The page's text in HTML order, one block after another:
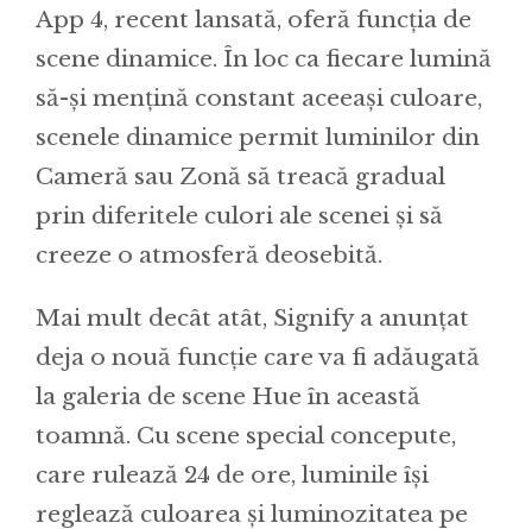
App 4, recent lansată, oferă funcția de
scene dinamice. În loc ca fiecare lumină
să-și mențină constant aceeași culoare,
scenele dinamice permit luminilor din
Cameră sau Zonă să treacă gradual
prin diferitele culori ale scenei și să
creeze o atmosferă deosebită.
Mai mult decât atât, Signify a anunțat
deja o nouă funcție care va fi adăugată
la galeria de scene Hue în această
toamnă. Cu scene special concepute,
care rulează 24 de ore, luminile își
reglează culoarea și luminozitatea pe